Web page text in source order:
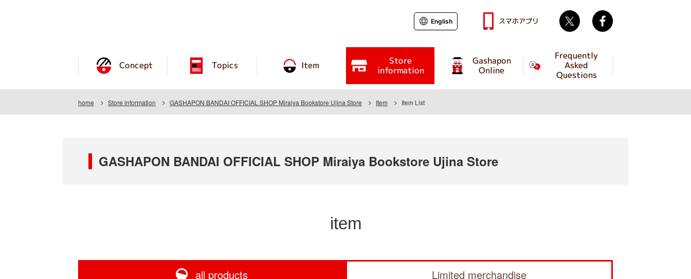
Concept Topics Item Store
information
Gashapon
Online
Frequently
Asked
Questions
English スマホアプリ Twitter
home Store information GASHAPON BANDAI OFFICIAL SHOP Miraiya Bookstore Ujina Store Item Item List
GASHAPON BANDAI OFFICIAL SHOP Miraiya Bookstore Ujina Store
item
all products Limited merchandise